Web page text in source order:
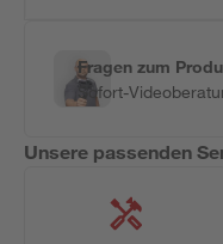
Fragen zum
Sofort-
Unsere passenden